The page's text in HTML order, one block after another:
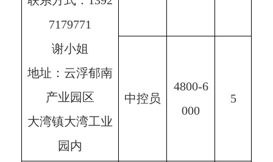
7179771
谢小姐
地址：云浮郁南
产业园区
大湾镇大湾工业
园内
中控员
4800-6
000
5